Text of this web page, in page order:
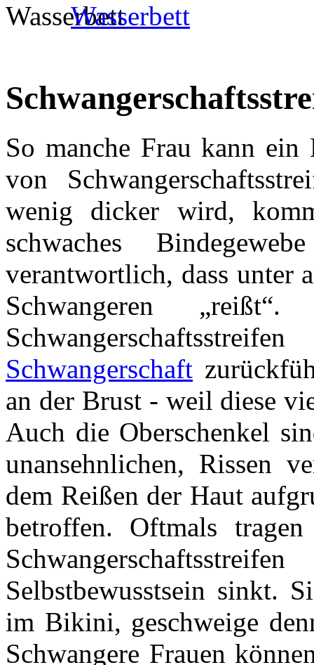
Wasserbett
So manche Frau kann
von
wenig dicker wird,
schwaches
verantwortlich, dass unter
Schwangeren
Schwangerschaft
an der Brust - weil diese
Auch die Oberschenkel
unansehnlichen, Rissen
dem Reißen der Haut
betroffen. Oftmals
Selbstbewusstsein sinkt.
im Bikini, geschweige
Schwangere Frauen